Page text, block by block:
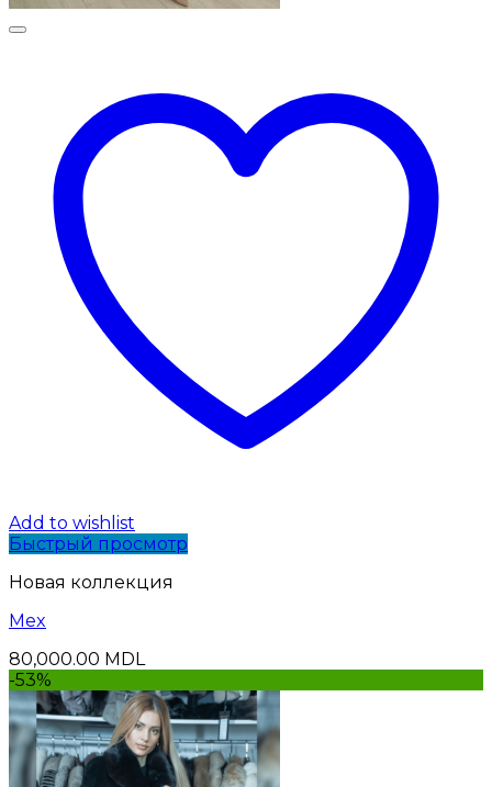
Add to wishlist
Быстрый просмотр
Новая коллекция
Mex
80,000.00 MDL
-53%